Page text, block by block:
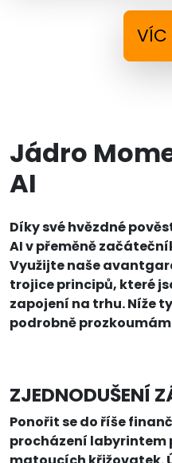
VÍC
Jádro
AI
Díky své hvězdné
AI v přeměně
Využijte naše
trojice principů, které
zapojení na trhu. Níže
podrobně
ZJEDNODUŠENÍ
Ponořit se do říše
procházení labyrintem